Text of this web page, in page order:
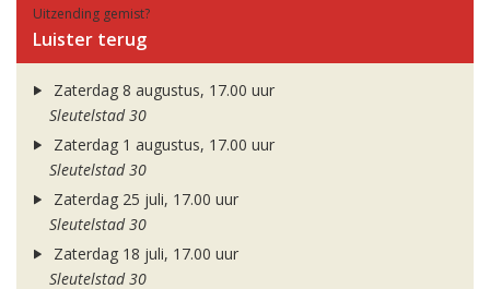
Uitzending gemist?
Luister terug
Zaterdag 8 augustus, 17.00 uur
Sleutelstad 30
Zaterdag 1 augustus, 17.00 uur
Sleutelstad 30
Zaterdag 25 juli, 17.00 uur
Sleutelstad 30
Zaterdag 18 juli, 17.00 uur
Sleutelstad 30